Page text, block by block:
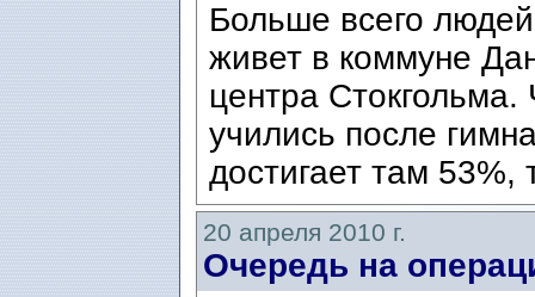
Больше всего
живет в коммуне
центра
учились после
достигает там 53%,
20 апреля 2010 г.
Очередь на